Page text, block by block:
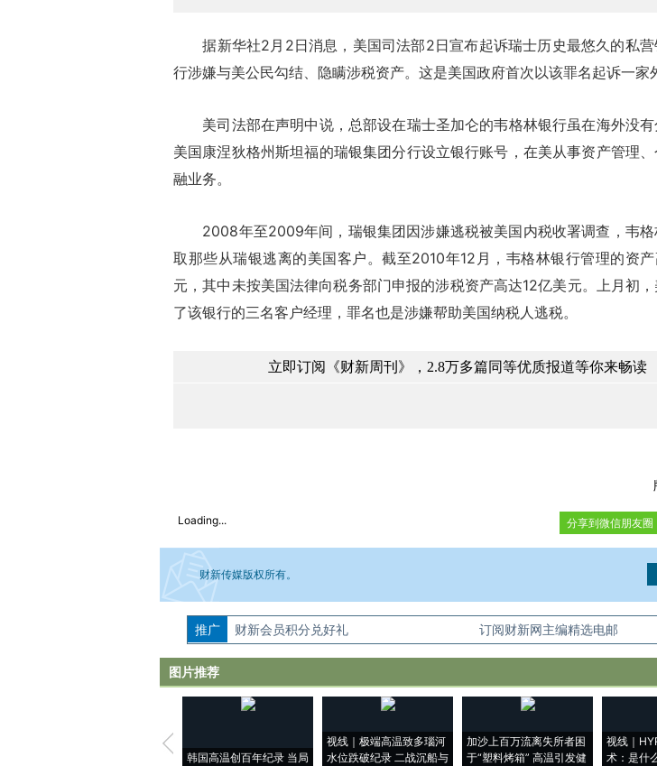
据新华社2月2日消息，美国司法部2日宣布起诉瑞士历史最悠久的私营
行涉嫌与美公民勾结、隐瞒涉税资产。这是美国政府首次以该罪名起诉一家
美司法部在声明中说，总部设在瑞士圣加仑的韦格林银行虽在海外没有
美国康涅狄格州斯坦福的瑞银集团分行设立银行账号，在美从事资产管理
融业务。
2008年至2009年间，瑞银集团因涉嫌逃税被美国内税收署调查，韦格
取那些从瑞银逃离的美国客户。截至2010年12月，韦格林银行管理的资
元，其中未按美国法律向税务部门申报的涉税资产高达12亿美元。上月初
了该银行的三名客户经理，罪名也是涉嫌帮助美国纳税人逃税。
立即订阅《财新周刊》，2.8万多篇同等优质报道等你来畅读
Loading... 分享到微信朋友圈
财新传媒版权所有。
如需刊登转载请点击右侧按钮，提交相关信息。经确认即可刊登转载。
推广 财新会员积分兑好礼 订阅财新网主编精选电邮
图片推荐
韩国高温创百年纪录 当局
视线｜极端高温致多瑙河
水位跌破纪录 二战沉船与
加沙上百万流离失所者困
于“塑料烤箱” 高温引发健
视线｜
术：是什